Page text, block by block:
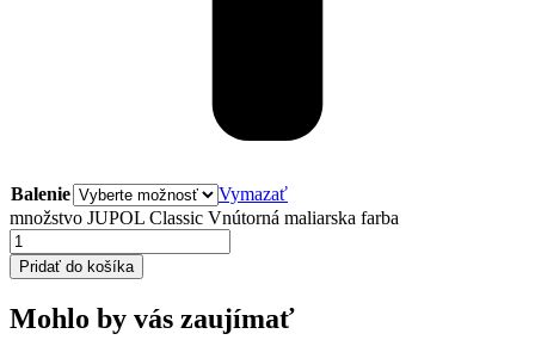
Balenie
Vymazať
množstvo JUPOL Classic Vnútorná maliarska farba
Pridať do košíka
Mohlo by vás zaujímať